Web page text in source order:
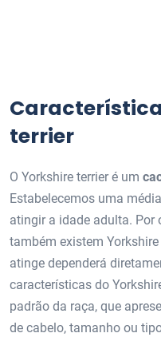
terrier
O Yorkshire terrier é um
Estabelecemos uma
atingir a idade adulta. Por
também existem
atinge dependerá
características do
padrão da raça, que
de cabelo, tamanho ou